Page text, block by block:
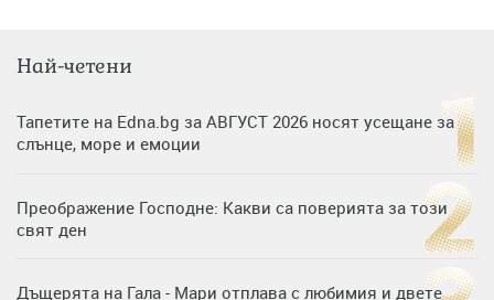
Най-четени
Тапетите на Edna.bg за АВГУСТ 2026 носят усещане за
слънце, море и емоции
Преображение Господне: Какви са поверията за този
свят ден
Дъщерята на Гала - Мари отплава с любимия и двете